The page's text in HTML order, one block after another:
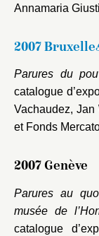
Annamaria
2007
Parures du
catalogue
Vachaudez, Jan
et Fonds
2007 Genève
Parures au
musée de
catalogue